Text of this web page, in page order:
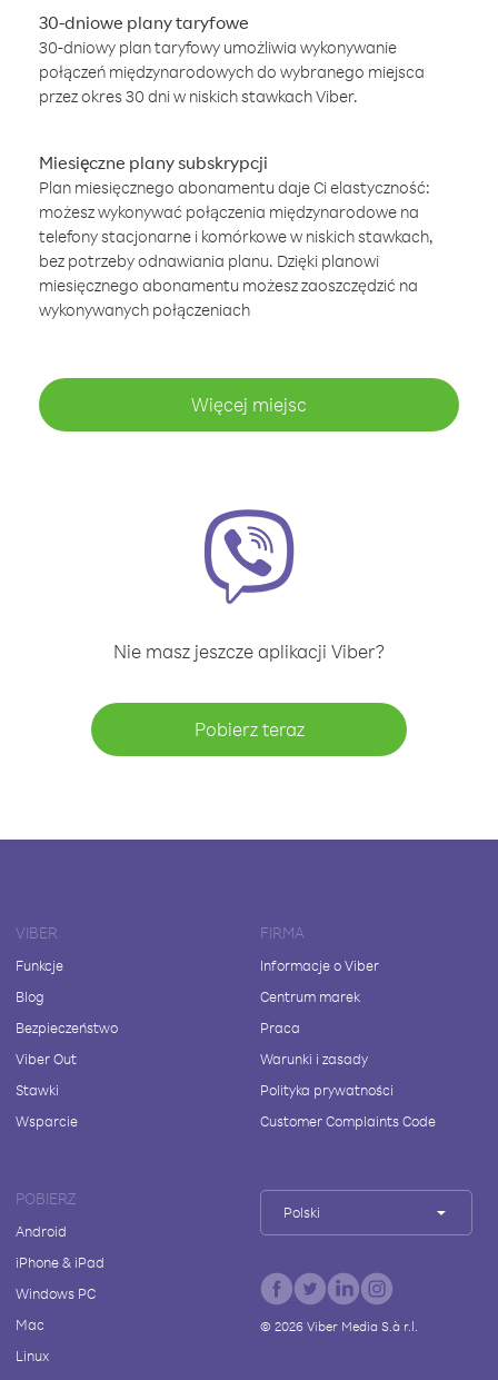
30-dniowe plany taryfowe
30-dniowy plan taryfowy umożliwia wykonywanie
połączeń międzynarodowych do wybranego miejsca
przez okres 30 dni w niskich stawkach Viber.
Miesięczne plany subskrypcji
Plan miesięcznego abonamentu daje Ci elastyczność:
możesz wykonywać połączenia międzynarodowe na
telefony stacjonarne i komórkowe w niskich stawkach,
bez potrzeby odnawiania planu. Dzięki planowi
miesięcznego abonamentu możesz zaoszczędzić na
wykonywanych połączeniach
Więcej miejsc
Nie masz jeszcze aplikacji Viber?
Pobierz teraz
VIBER
Funkcje
Blog
Bezpieczeństwo
Viber Out
Stawki
Wsparcie
FIRMA
Informacje o Viber
Centrum marek
Praca
Warunki i zasady
Polityka prywatności
Customer Complaints Code
POBIERZ
Android
iPhone & iPad
Windows PC
Mac
Linux
Polski
© 2026Viber Media S.à r.l.